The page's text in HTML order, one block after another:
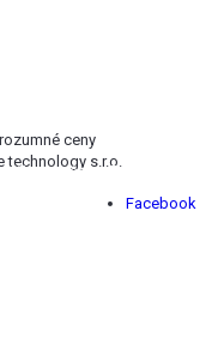
ceny
technology s.r.o.
Nájdete nás na Facebooku :
Facebook